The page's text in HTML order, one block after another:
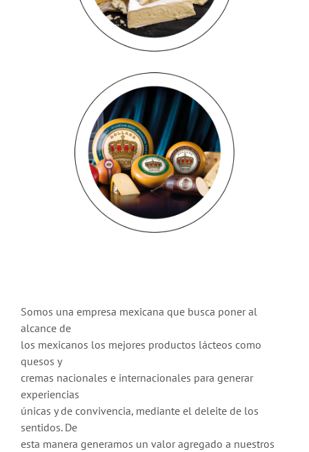
Somos una empresa mexicana que busca poner al
alcance de
los mexicanos los mejores productos lácteos como
quesos y
cremas nacionales e internacionales para generar
experiencias
únicas y de convivencia, mediante el deleite de los
sentidos. De
esta manera generamos un valor agregado a nuestros